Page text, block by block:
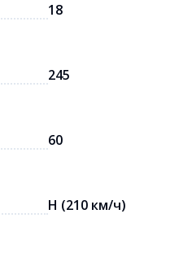
18
245
60
H (210 км/ч)